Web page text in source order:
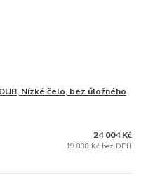
Nízké čelo, bez úložného
24 004 Kč
19 838 Kč bez DPH